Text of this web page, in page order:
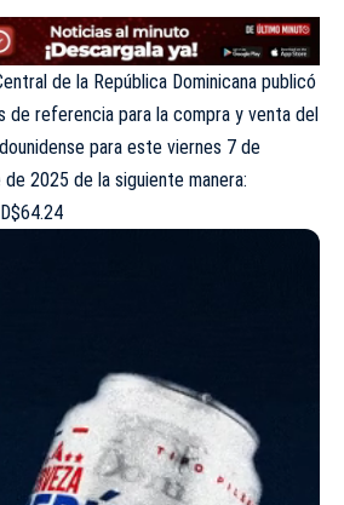
de la República Dominicana publicó
de referencia para la compra y venta del
para este viernes 7 de
de 2025 de la siguiente manera: